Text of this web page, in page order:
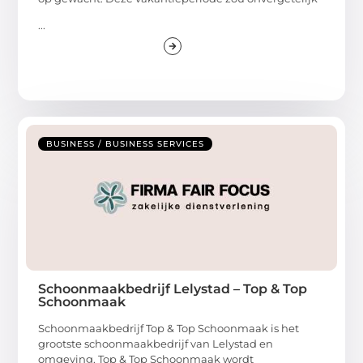
...
BUSINESS / BUSINESS SERVICES
Schoonmaakbedrijf Lelystad – Top & Top
Schoonmaak
Schoonmaakbedrijf Top & Top Schoonmaak is het
grootste schoonmaakbedrijf van Lelystad en
omgeving. Top & Top Schoonmaak wordt